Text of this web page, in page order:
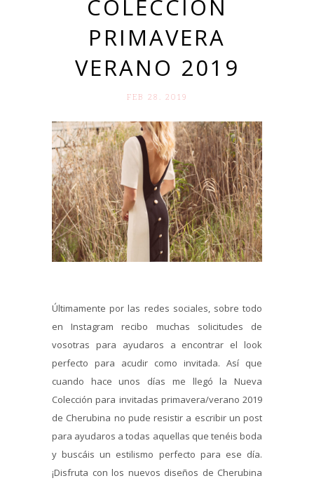
COLECCIÓN
PRIMAVERA
VERANO 2019
FEB 28. 2019
Últimamente por las redes sociales, sobre todo
en Instagram recibo muchas solicitudes de
vosotras para ayudaros a encontrar el look
perfecto para acudir como invitada. Así que
cuando hace unos días me llegó la Nueva
Colección para invitadas primavera/verano 2019
de Cherubina no pude resistir a escribir un post
para ayudaros a todas aquellas que tenéis boda
y buscáis un estilismo perfecto para ese día.
¡Disfruta con los nuevos diseños de Cherubina